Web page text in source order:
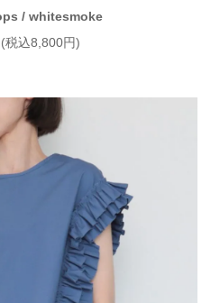
/ whitesmoke
税込8,800円)